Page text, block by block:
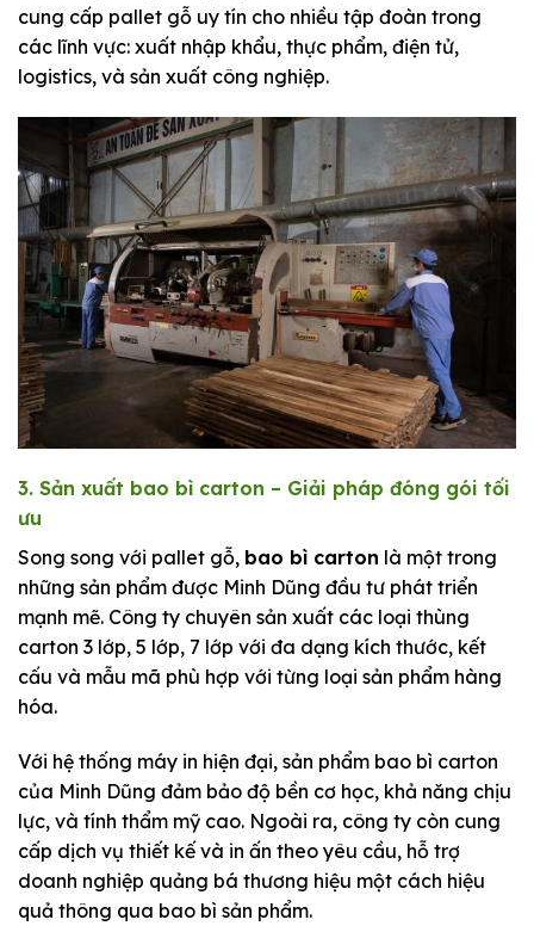
cung cấp pallet gỗ uy tín cho nhiều tập đoàn trong
các lĩnh vực: xuất nhập khẩu, thực phẩm, điện tử,
logistics, và sản xuất công nghiệp.
3. Sản xuất bao bì carton – Giải pháp đóng gói tối
ưu
Song song với pallet gỗ, bao bì carton là một trong
những sản phẩm được Minh Dũng đầu tư phát triển
mạnh mẽ. Công ty chuyên sản xuất các loại thùng
carton 3 lớp, 5 lớp, 7 lớp với đa dạng kích thước, kết
cấu và mẫu mã phù hợp với từng loại sản phẩm hàng
hóa.
Với hệ thống máy in hiện đại, sản phẩm bao bì carton
của Minh Dũng đảm bảo độ bền cơ học, khả năng chịu
lực, và tính thẩm mỹ cao. Ngoài ra, công ty còn cung
cấp dịch vụ thiết kế và in ấn theo yêu cầu, hỗ trợ
doanh nghiệp quảng bá thương hiệu một cách hiệu
quả thông qua bao bì sản phẩm.